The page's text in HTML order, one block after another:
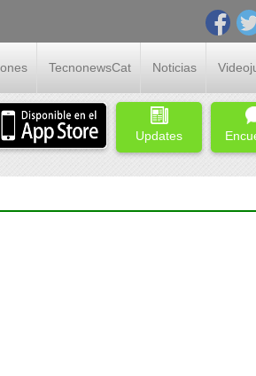
TecnonewsCat Noticias
Updates